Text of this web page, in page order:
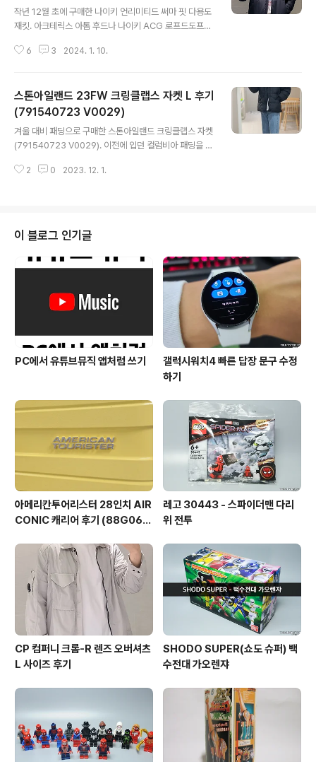
작년 12월 초에 구매한 나이키 언리미티드 써마 핏 다용도
재킷. 아크테릭스 아톰 후드나 나이키 ACG 로프드도프와
10이고, 정가는 159,000원이지만 세일 기간에 저렴하게
했다. 지퍼들은 YKK 지퍼를 사용하고, 후드를 토글 조임
끈으로 조절할 수 있어 편리하다. 주머니 안감은 부드럽고
따듯하여, 겨울에 착용하기 적당하다. 밑단 길이를 조절할
수 있는 끈도 있지만 한쪽에만 존재하고, 왼쪽 소매엔 써마
핏이라는 자수가 있다. 다만 시보리는 널널한 편이라 고정
능력은 조금 아쉽다. 옆구리에서 겨드랑이 부분까지 신축
6 3 2024. 1. 10.
스톤아일랜드 23FW 크링클랩스 자켓 L 후기
(791540723 V0029)
겨울 대비 패딩으로 구매한 스톤아일랜드 크링클랩스 자켓
(791540723 V0029). 이전에 입던 컬럼비아 패딩을 뒤
패딩도 나왔는데, 무난하게 입을 수 있는 해당 제품을 선택
든 지퍼 포켓이 2개가 있어 보관이나 소지품을 넣기에 정
말 편리하다. 소매의 시보리 마감은 외부의 추운 바람을 차
단해 준다. 바스락거리는 질감이 더해져 착용감이 뛰어나
며, 무게감 없이 가볍게 걸칠 수 있는 점도 매력적이다. 후
드 내부에는 드로 스트링이 내장되어 있어 자유롭게 조절
하여 편안한 착용을 가능케..
2 0 2023. 12. 1.
이 블로그 인기글
PC에서 유튜브뮤직 앱처럼 쓰기
갤럭시워치4 빠른 답장 문구 수정
하기
아메리칸투어리스터 28인치 AIR
CONIC 캐리어 후기 (88G060
레고 30443 - 스파이더맨 다리
위 전투
CP 컴퍼니 크롬-R 렌즈 오버셔츠
L 사이즈 후기
SHODO SUPER(쇼도 슈퍼) 백
수전대 가오렌쟈